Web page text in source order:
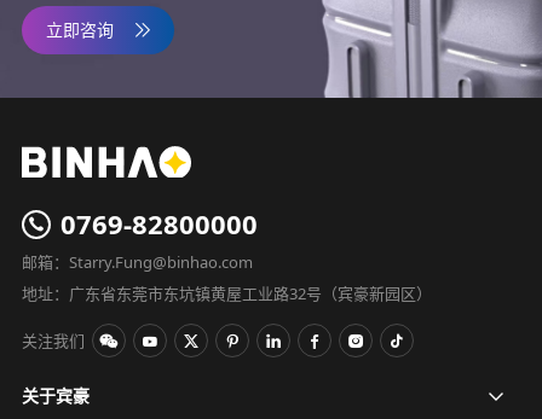
立即咨询
0769-82800000
邮箱：Starry.Fung@binhao.com
地址：广东省东莞市东坑镇黄屋工业路32号（宾豪新园区）
关注我们
关于宾豪